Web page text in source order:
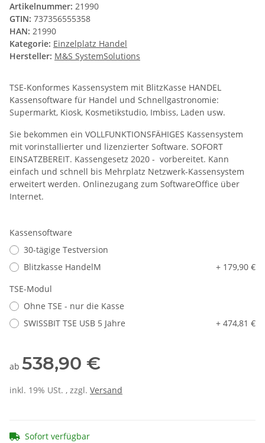
Artikelnummer: 21990
GTIN: 737356555358
HAN: 21990
Kategorie: Einzelplatz Handel
Hersteller: M&S SystemSolutions
TSE-Konformes Kassensystem mit BlitzKasse HANDEL
Kassensoftware für Handel und Schnellgastronomie:
Supermarkt, Kiosk, Kosmetikstudio, Imbiss, Laden usw.
Sie bekommen ein VOLLFUNKTIONSFÄHIGES Kassensystem
mit vorinstallierter und lizenzierter Software. SOFORT
EINSATZBEREIT. Kassengesetz 2020 - vorbereitet. Kann
einfach und schnell bis Mehrplatz Netzwerk-Kassensystem
erweitert werden. Onlinezugang zum SoftwareOffice über
Internet.
Kassensoftware
30-tägige Testversion
Blitzkasse HandelM
+ 179,90 €
TSE-Modul
Ohne TSE - nur die Kasse
SWISSBIT TSE USB 5 Jahre
+ 474,81 €
ab 538,90 €
inkl. 19% USt. , zzgl. Versand
Sofort verfügbar